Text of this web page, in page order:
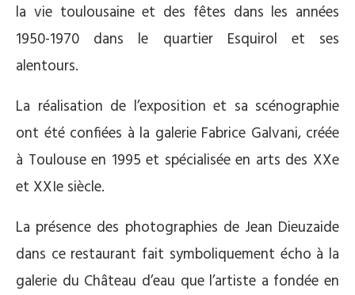
la vie toulousaine et des fêtes dans les années
1950-1970 dans le quartier Esquirol et ses
alentours.
La réalisation de l’exposition et sa scénographie
ont été confiées à la galerie Fabrice Galvani, créée
à Toulouse en 1995 et spécialisée en arts des XXe
et XXIe siècle.
La présence des photographies de Jean Dieuzaide
dans ce restaurant fait symboliquement écho à la
galerie du Château d’eau que l’artiste a fondée en